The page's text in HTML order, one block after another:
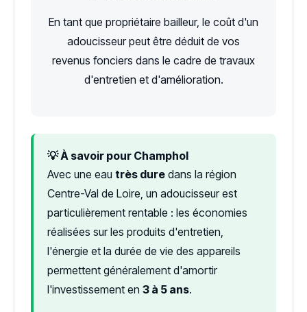
En tant que propriétaire bailleur, le coût d'un
adoucisseur peut être déduit de vos
revenus fonciers dans le cadre de travaux
d'entretien et d'amélioration.
💡 À savoir pour Champhol
Avec une eau très dure dans la région
Centre-Val de Loire, un adoucisseur est
particulièrement rentable : les économies
réalisées sur les produits d'entretien,
l'énergie et la durée de vie des appareils
permettent généralement d'amortir
l'investissement en 3 à 5 ans.